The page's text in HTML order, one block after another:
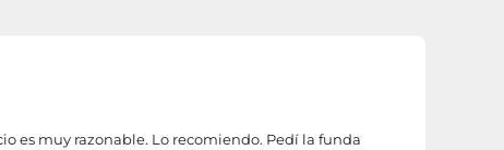
es muy razonable. Lo recomiendo. Pedí la funda